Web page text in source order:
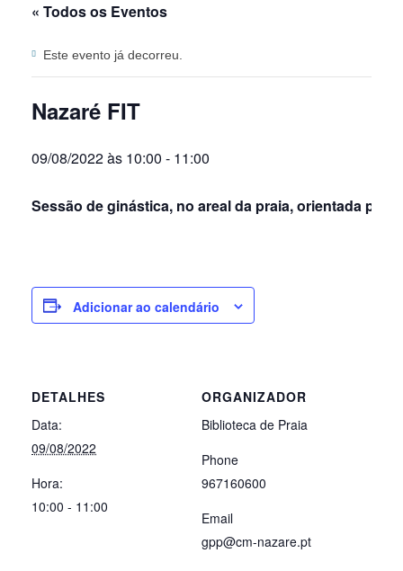
« Todos os Eventos
Este evento já decorreu.
Nazaré FIT
09/08/2022 às 10:00 - 11:00
Sessão de ginástica, no areal da praia, orientada por
Adicionar ao calendário
DETALHES
Data:
09/08/2022
Hora:
10:00 - 11:00
ORGANIZADOR
Biblioteca de Praia
Phone
967160600
Email
gpp@cm-nazare.pt